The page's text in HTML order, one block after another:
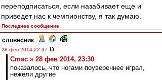
переподписаться, если назабивает еще и
приведет нас к чемпионству, я так думаю.
Последнее сообщение
словесник -
28 фев 2014 22:37
Cmac » 28 фев 2014, 23:30
показалось, что ногами поувереннее играл,
нежели другие